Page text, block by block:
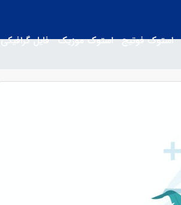
استوک فوتیج استوک موزیک فایل گرافیکی